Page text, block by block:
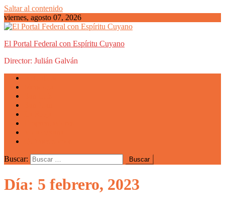
Saltar al contenido
viernes, agosto 07, 2026
El Portal Federal con Espíritu Cuyano
Director: Julián Galván
Buscar:
Día: 5 febrero, 2023